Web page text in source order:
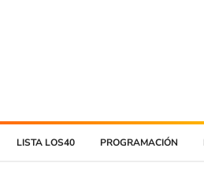
LISTA LOS40 PROGRAMACIÓN